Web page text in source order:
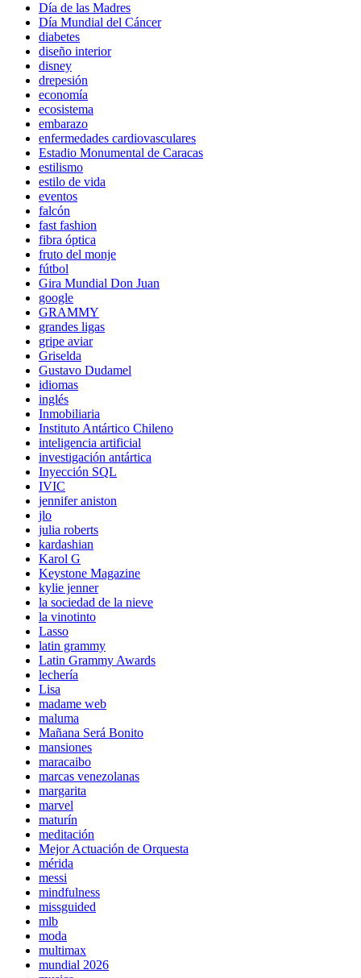
Día de las Madres
Día Mundial del Cáncer
diabetes
diseño interior
disney
drepesión
economía
ecosistema
embarazo
enfermedades cardiovasculares
Estadio Monumental de Caracas
estilismo
estilo de vida
eventos
falcón
fast fashion
fibra óptica
fruto del monje
fútbol
Gira Mundial Don Juan
google
GRAMMY
grandes ligas
gripe aviar
Griselda
Gustavo Dudamel
idiomas
inglés
Inmobiliaria
Instituto Antártico Chileno
inteligencia artificial
investigación antártica
Inyección SQL
IVIC
jennifer aniston
jlo
julia roberts
kardashian
Karol G
Keystone Magazine
kylie jenner
la sociedad de la nieve
la vinotinto
Lasso
latin grammy
Latin Grammy Awards
lechería
Lisa
madame web
maluma
Mañana Será Bonito
mansiones
maracaibo
marcas venezolanas
margarita
marvel
maturín
meditación
Mejor Actuación de Orquesta
mérida
messi
mindfulness
missguided
mlb
moda
multimax
mundial 2026